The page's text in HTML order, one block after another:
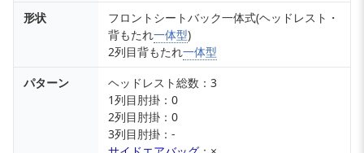
形状
フロントシートバック一体式(ヘッドレスト・
背もたれ一体型)
2列目背もたれ一体型
パターン
ヘッドレスト総数：3
1列目肘掛：0
2列目肘掛：0
3列目肘掛：-